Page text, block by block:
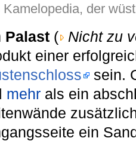
Kamelopedia, der
Palast (
Nicht zu
einer
sein.
mehr als ein
ein